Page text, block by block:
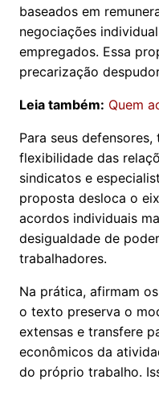
baseados em
negociações
empregados. Essa
precarização
Leia também: Quem
Para seus
flexibilidade das
sindicatos e
proposta desloca o
acordos individuais
desigualdade de
trabalhadores.
Na prática, afirmam
o texto preserva o
extensas e transfere
econômicos da
do próprio trabalho.